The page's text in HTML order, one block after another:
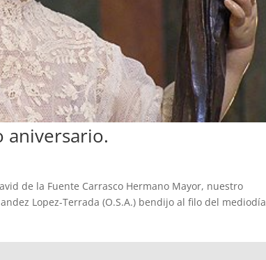
aniversario.
de la Fuente Carrasco Hermano Mayor, nuestro
Lopez-Terrada (O.S.A.) bendijo al filo del mediodía